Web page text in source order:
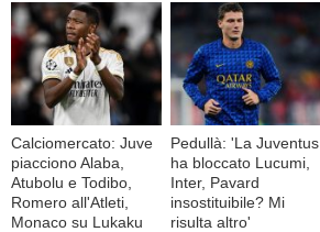
Calciomercato: Juve
piacciono Alaba,
Atubolu e Todibo,
Romero all'Atleti,
Monaco su Lukaku
Pedullà: 'La Juventus
ha bloccato Lucumi,
Inter, Pavard
insostituibile? Mi
risulta altro'